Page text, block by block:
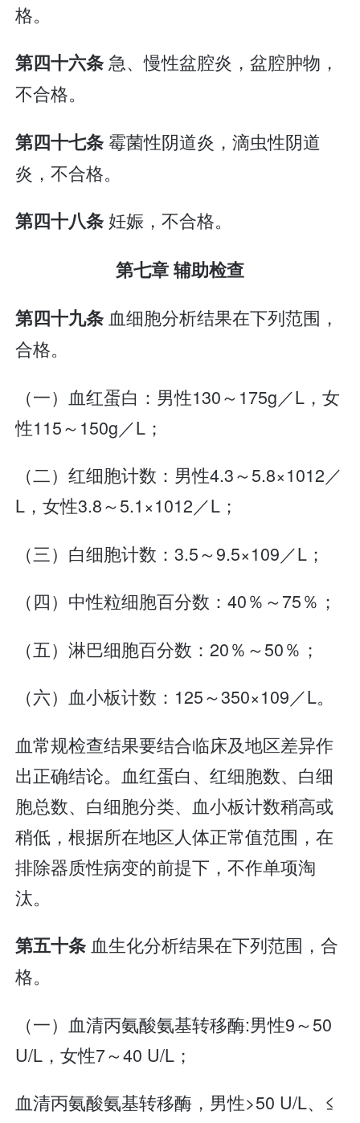
格。
第四十六条急、慢性盆腔炎，盆腔肿物，
不合格。
第四十七条霉菌性阴道炎，滴虫性阴道
炎，不合格。
第四十八条妊娠，不合格。
第七章 辅助检查
第四十九条血细胞分析结果在下列范围，
合格。
（一）血红蛋白：男性130～175g／L，女
性115～150g／L；
（二）红细胞计数：男性4.3～5.8×1012／
L，女性3.8～5.1×1012／L；
（三）白细胞计数：3.5～9.5×109／L；
（四）中性粒细胞百分数：40％～75％；
（五）淋巴细胞百分数：20％～50％；
（六）血小板计数：125～350×109／L。
血常规检查结果要结合临床及地区差异作
出正确结论。血红蛋白、红细胞数、白细
胞总数、白细胞分类、血小板计数稍高或
稍低，根据所在地区人体正常值范围，在
排除器质性病变的前提下，不作单项淘
汰。
第五十条血生化分析结果在下列范围，合
格。
（一）血清丙氨酸氨基转移酶:男性9～50
U/L，女性7～40 U/L；
血清丙氨酸氨基转移酶，男性>50 U/L、≤